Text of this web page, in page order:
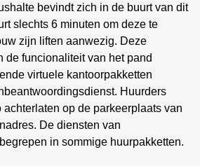
bevindt zich in de buurt van dit
slechts 6 minuten om deze te
zijn liften aanwezig. Deze
de funcionaliteit van het pand
virtuele kantoorpakketten
Huurders
achterlaten op de parkeerplaats van
De diensten van
in sommige huurpakketten.